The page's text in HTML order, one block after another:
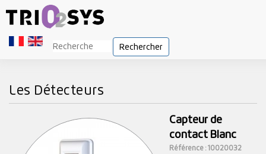
Rechercher
Les Détecteurs
Capteur de
contact Blanc
Référence : 10020032